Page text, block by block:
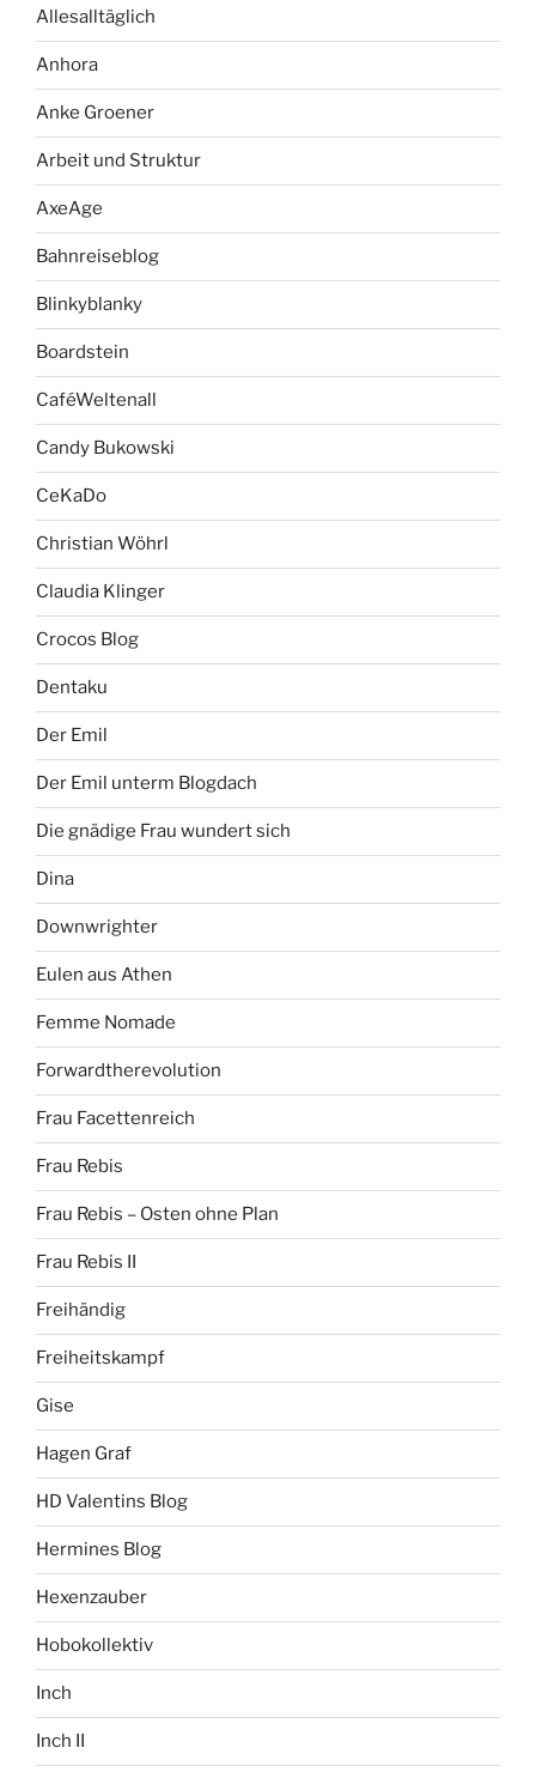
Allesalltäglich
Anhora
Anke Groener
Arbeit und Struktur
AxeAge
Bahnreiseblog
Blinkyblanky
Boardstein
CaféWeltenall
Candy Bukowski
CeKaDo
Christian Wöhrl
Claudia Klinger
Crocos Blog
Dentaku
Der Emil
Der Emil unterm Blogdach
Die gnädige Frau wundert sich
Dina
Downwrighter
Eulen aus Athen
Femme Nomade
Forwardtherevolution
Frau Facettenreich
Frau Rebis
Frau Rebis – Osten ohne Plan
Frau Rebis II
Freihändig
Freiheitskampf
Gise
Hagen Graf
HD Valentins Blog
Hermines Blog
Hexenzauber
Hobokollektiv
Inch
Inch II